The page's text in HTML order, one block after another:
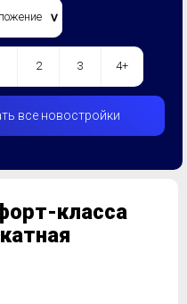
2 3 4+
все новостройки
класса